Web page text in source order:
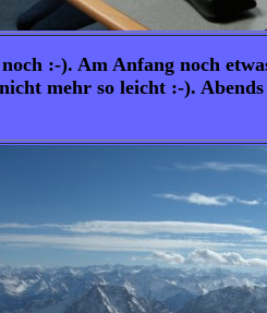
:-). Am Anfang noch
mehr so leicht :-).